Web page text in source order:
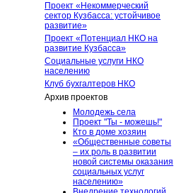
Проект «Некоммерческий
сектор Кузбасса: устойчивое
развитие»
Проект «Потенциал НКО на
развитие Кузбасса»
Социальные услуги НКО
населению
Клуб бухгалтеров НКО
Архив проектов
Молодежь села
Проект "Ты - можешь!"
Кто в доме хозяин
«Общественные советы
– их роль в развитии
новой системы оказания
социальных услуг
населению»